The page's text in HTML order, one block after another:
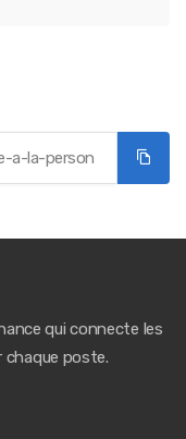
qui connecte les
chaque poste.